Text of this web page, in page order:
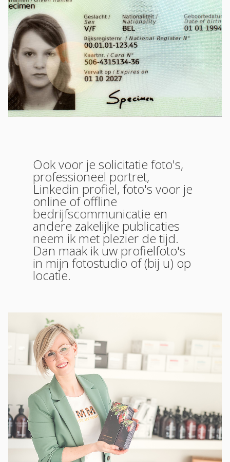
Ook voor je solicitatie foto's,
professioneel portret,
Linkedin profiel, foto's voor je
online of offline
bedrijfscommunicatie en
andere zakelijke publicaties
neem ik met plezier de tijd.
Dan maak ik uw profielfoto's
in mijn fotostudio of (bij u) op
locatie.